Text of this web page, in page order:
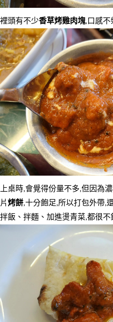
裡頭有不少香草烤雞肉塊,口感不
上桌時,會覺得份量不多,但因為
片烤餅,十分飽足,所以打包外帶,
拌飯、拌麵、加進燙青菜,都很不